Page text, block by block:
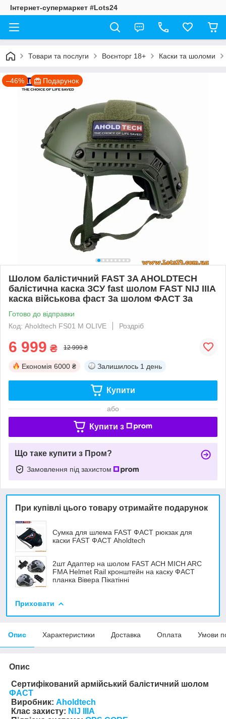
Інтернет-супермаркет #Lots24
Товари та послуги Воєнторг 18+ Каски та шоломи
–46% Подарунок
Шолом балістичний FAST 3A AHOLDTECH
балістична каска ЗСУ fast шолом FAST NIJ IIIA
каска військова фаст 3а шолом ФАСТ 3а
Готово до відправки
Код: Aholdtech FS01 M OLIVE
Роздріб
6 999 ₴ 12 999 ₴
Економія 6000 ₴ Залишилось 1 день
Купити
або
Купити з
Що таке купити з Пром?
Замовлення під захистом
При купівлі цього товару отримайте подарунок
Сумка для шлема FAST ФАСТ рюкзак для
каски FAST ФАСТ Aholdtech
2шт Адаптер на шолом FAST ACH MICH ARC
FMA Helmet Rail кронштейн на каску ФАСТ
планка Вівера Пікатінні
Приховати
Опис Характеристики Доставка Оплата Умови
Опис
Сертифікований армійський балістичний шолом
ФАСТ
Виробник: Aholdtech
Клас захисту: NIJ IIIA